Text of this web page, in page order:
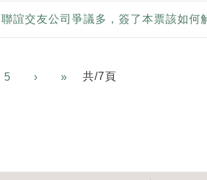
聯誼交友公司爭議多，簽了本票該如何
5 › » Next共/7頁